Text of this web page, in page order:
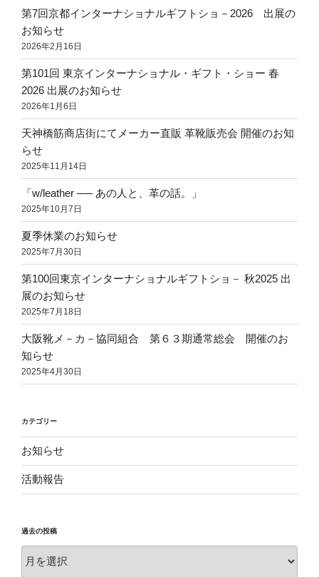
第7回京都インターナショナルギフトショ－2026 出展の
お知らせ
2026年2月16日
第101回 東京インターナショナル・ギフト・ショー 春
2026 出展のお知らせ
2026年1月6日
天神橋筋商店街にてメーカー直販 革靴販売会 開催のお知
らせ
2025年11月14日
「w/leather ── あの人と、革の話。」
2025年10月7日
夏季休業のお知らせ
2025年7月30日
第100回東京インターナショナルギフトショ－ 秋2025 出
展のお知らせ
2025年7月18日
大阪靴メ－カ－協同組合 第６３期通常総会 開催のお
知らせ
2025年4月30日
カテゴリー
お知らせ
活動報告
過去の投稿
去